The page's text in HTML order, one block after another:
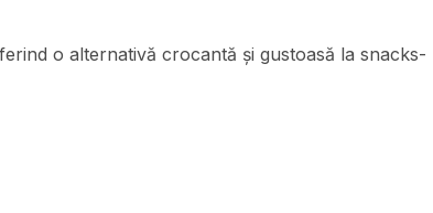
o alternativă crocantă și gustoasă la snacks-